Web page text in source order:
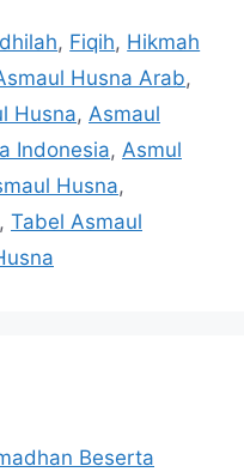
, Fiqih, Hikmah
Husna Arab,
Husna, Asmaul
Indonesia, Asmul
Husna,
, Tabel Asmaul
Beserta